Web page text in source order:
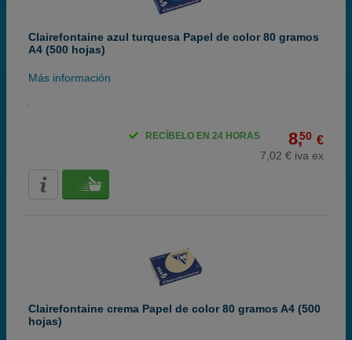
Clairefontaine azul turquesa Papel de color 80 gramos
A4 (500 hojas)
Más información
8,50 €
7,02 € iva ex
RECÍBELO EN 24 HORAS
Clairefontaine crema Papel de color 80 gramos A4 (500
hojas)